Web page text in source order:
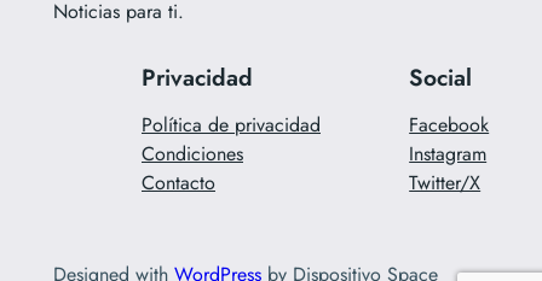
Noticias para ti.
Privacidad
Política de privacidad
Condiciones
Contacto
Social
Facebook
Instagram
Twitter/X
Designed with WordPressby Dispositivo Space